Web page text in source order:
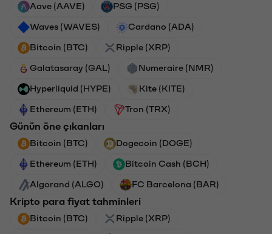
Aave (AAVE) PSG (PSG)
Waves (WAVES) Cardano (ADA)
Bitcoin (BTC) Ripple (XRP)
Galatasaray (GAL) Numeraire (NMR)
Hyperliquid (HYPE) Kite (KITE)
Ethereum (ETH) Tron (TRX)
Günün öne çıkanları
Bitcoin (BTC) Dogecoin (DOGE)
Ethereum (ETH) Bitcoin Cash (BCH)
Algorand (ALGO) FC Barcelona (BAR)
Kripto para fiyat tahminleri
Bitcoin (BTC) Ripple (XRP)